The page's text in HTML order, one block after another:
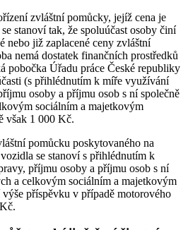
zvláštní pomůcky, jejíž cena je
stanoví tak, že spoluúčast osoby činí
nebo již zaplacené ceny zvláštní
nemá dostatek finančních prostředků
pobočka Úřadu práce České republiky
(s přihlédnutím k míře využívání
osoby a příjmu osob s ní společně
sociálním a majetkovým
však 1 000 Kč.
pomůcku poskytovaného na
se stanoví s přihlédnutím k
příjmu osoby a příjmu osob s ní
a celkovým sociálním a majetkovým
příspěvku v případě motorového